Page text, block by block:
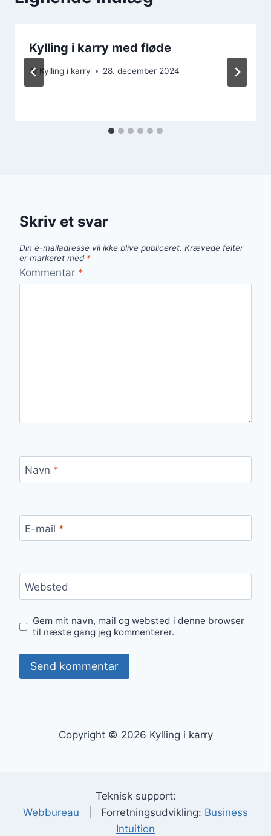
Kylling i karry med fløde
Af Kylling i karry 28. december 2024
Skriv et svar
Din e-mailadresse vil ikke blive publiceret. Krævede felter
er markeret med *
Kommentar *
Navn *
E-mail *
Websted
Gem mit navn, mail og websted i denne browser
til næste gang jeg kommenterer.
Copyright © 2026 Kylling i karry
Teknisk support:
Webbureau | Forretningsudvikling: Business
Intuition